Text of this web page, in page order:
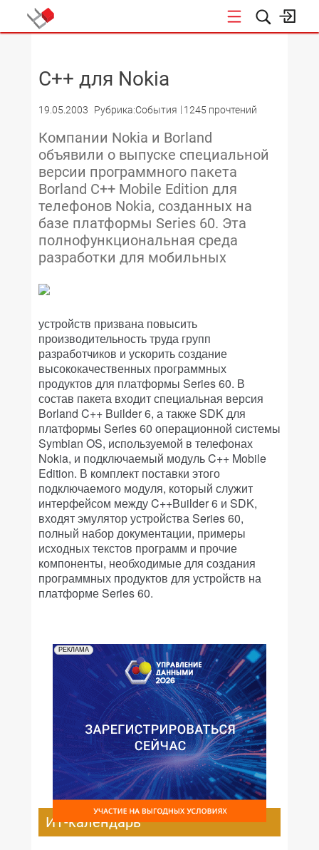
C++ для Nokia
19.05.2003 Рубрика:События 1245 прочтений
Компании Nokia и Borland
объявили о выпуске специальной
версии программного пакета
Borland C++ Mobile Edition для
телефонов Nokia, созданных на
базе платформы Series 60. Эта
полнофункциональная среда
разработки для мобильных
устройств призвана повысить
производительность труда групп
разработчиков и ускорить создание
высококачественных программных
продуктов для платформы Series 60. В
состав пакета входит специальная версия
Borland C++ Builder 6, а также SDK для
платформы Series 60 операционной системы
Symbian OS, используемой в телефонах
Nokia, и подключаемый модуль C++ Mobile
Edition. В комплект поставки этого
подключаемого модуля, который служит
интерфейсом между C++Builder 6 и SDK,
входят эмулятор устройства Series 60,
полный набор документации, примеры
исходных текстов программ и прочие
компоненты, необходимые для создания
программных продуктов для устройств на
платформе Series 60.
РЕКЛАМА
ИТ-календарь